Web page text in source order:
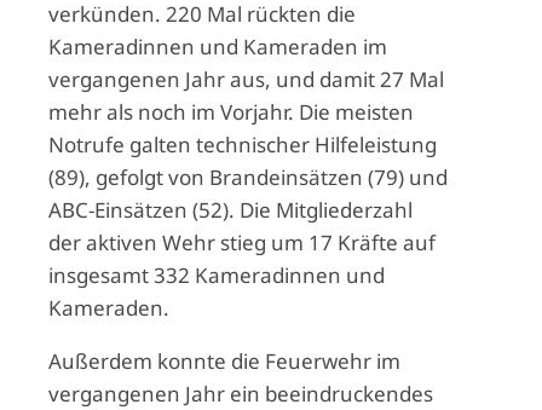
verkünden. 220 Mal rückten die
Kameradinnen und Kameraden im
vergangenen Jahr aus, und damit 27 Mal
mehr als noch im Vorjahr. Die meisten
Notrufe galten technischer Hilfeleistung
(89), gefolgt von Brandeinsätzen (79) und
ABC-Einsätzen (52). Die Mitgliederzahl
der aktiven Wehr stieg um 17 Kräfte auf
insgesamt 332 Kameradinnen und
Kameraden.
Außerdem konnte die Feuerwehr im
vergangenen Jahr ein beeindruckendes